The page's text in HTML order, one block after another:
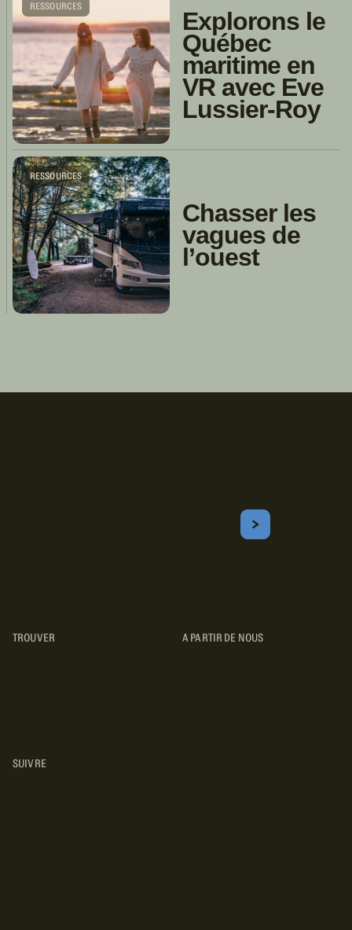
RESSOURCES
Explorons le
Québec
maritime en
VR avec Eve
Lussier-Roy
RESSOURCES
Chasser les
vagues de
l’ouest
S'ABONNER
SUIVRE
TROUVER
A PARTIR DE NOUS